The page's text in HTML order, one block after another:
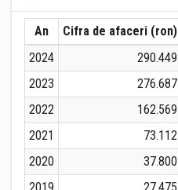
An Cifra de afaceri (ron)
2024
290.449
2023
276.687
2022
162.569
2021
73.112
2020
37.800